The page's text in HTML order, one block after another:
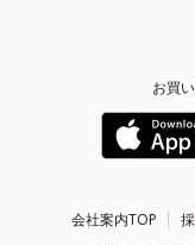
お買
会社案内TOP